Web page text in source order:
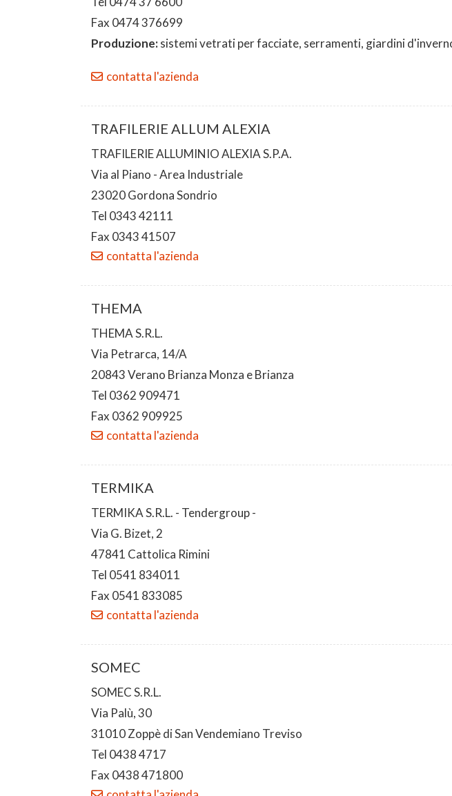
Fax 0474 376699
Produzione:sistemi vetrati per facciate, serramenti, giardini
contatta l'azienda
TRAFILERIE ALLUM ALEXIA
TRAFILERIE ALLUMINIO ALEXIA S.P.A.
Via al Piano - Area Industriale
23020 Gordona Sondrio
Tel 0343 42111
Fax 0343 41507
contatta l'azienda
THEMA
THEMA S.R.L.
Via Petrarca, 14/A
20843 Verano Brianza Monza e Brianza
Tel 0362 909471
Fax 0362 909925
contatta l'azienda
TERMIKA
TERMIKA S.R.L. - Tendergroup -
Via G. Bizet, 2
47841 Cattolica Rimini
Tel 0541 834011
Fax 0541 833085
contatta l'azienda
SOMEC
SOMEC S.R.L.
Via Palù, 30
31010 Zoppè di San Vendemiano Treviso
Tel 0438 4717
Fax 0438 471800